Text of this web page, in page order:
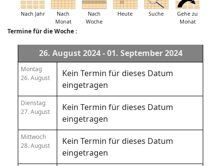
Nach Jahr
Nach
Monat
Nach
Woche
Heute Suche
Gehe zu
Monat
Termine für die Woche :
26. August 2024 - 01. September 2024
Montag
26. August
Kein Termin für dieses Datum
eingetragen
Dienstag
27. August
Kein Termin für dieses Datum
eingetragen
Mittwoch
28. August
Kein Termin für dieses Datum
eingetragen